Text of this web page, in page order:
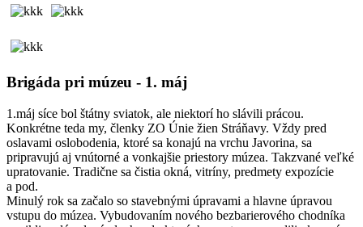
Brigáda pri múzeu - 1. máj
1.máj síce bol štátny sviatok, ale niektorí ho slávili prácou.
Konkrétne teda my, členky ZO Únie žien Stráňavy. Vždy pred
oslavami oslobodenia, ktoré sa konajú na vrchu Javorina, sa
pripravujú aj vnútorné a vonkajšie priestory múzea. Takzvané veľké
upratovanie. Tradične sa čistia okná, vitríny, predmety expozície
a pod.
Minulý rok sa začalo so stavebnými úpravami a hlavne úpravou
vstupu do múzea. Vybudovaním nového bezbarierového chodníka